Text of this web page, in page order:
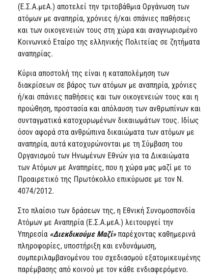
(Ε.Σ.Α.μεΑ.) αποτελεί την τριτοβάθμια Οργάνωση των
ατόμων με αναπηρία, χρόνιες ή/και σπάνιες παθήσεις
και των οικογενειών τους στη χώρα και αναγνωρισμένο
Κοινωνικό Εταίρο της ελληνικής Πολιτείας σε ζητήματα
αναπηρίας.
Κύρια αποστολή της είναι η καταπολέμηση των
διακρίσεων σε βάρος των ατόμων με αναπηρία, χρόνιες
ή/και σπάνιες παθήσεις και των οικογενειών τους και η
προώθηση, προστασία και απόλαυση των ανθρωπίνων και
συνταγματικά κατοχυρωμένων δικαιωμάτων τους. Ιδίως
όσον αφορά στα ανθρώπινα δικαιώματα των ατόμων με
αναπηρία, αυτά κατοχυρώνονται με τη Σύμβαση του
Οργανισμού των Ηνωμένων Εθνών για τα Δικαιώματα
των Ατόμων με Αναπηρίες, που η χώρα μας μαζί με το
Προαιρετικό της Πρωτόκολλο επικύρωσε με τον Ν.
4074/2012.
Στο πλαίσιο των δράσεων της, η Εθνική Συνομοσπονδία
Ατόμων με Αναπηρία (Ε.Σ.Α.μεΑ.) λειτουργεί την
Υπηρεσία «Διεκδικούμε Μαζί»παρέχοντας καθημερινά
πληροφορίες, υποστήριξη και ενδυνάμωση,
συμπεριλαμβανομένου του σχεδιασμού εξατομικευμένης
παρέμβασης από κοινού με τον κάθε ενδιαφερόμενο.